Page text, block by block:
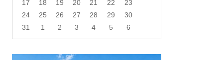
17
18 19 20 21 22
23
24
25 26 27 28 29
30
31
1 2 3 4 5 6